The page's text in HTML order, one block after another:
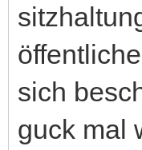
sich
guck mal